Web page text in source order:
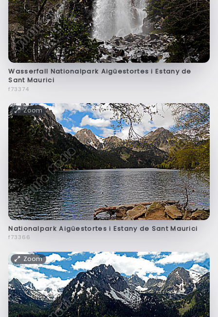
Wasserfall Nationalpark Aigüestortes i Estany de
Sant Maurici
f73374
Zoom
Nationalpark Aigüestortes i Estany de Sant Maurici
f73366
Zoom